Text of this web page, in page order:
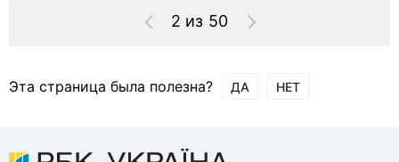
2 из 50
Эта страница была полезна? ДА НЕТ